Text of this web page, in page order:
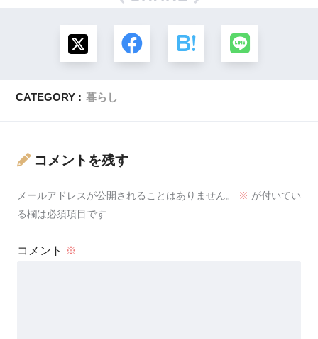
CATEGORY : 暮らし
コメントを残す
メールアドレスが公開されることはありません。 ※ が付いてい
る欄は必須項目です
コメント ※